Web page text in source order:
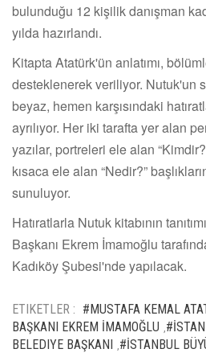
bulunduğu 12 kişilik danışman
yılda hazırlandı.
Kitapta Atatürk'ün anlatımı,
desteklenerek veriliyor. Nutuk'un
beyaz, hemen karşısındaki
ayrılıyor. Her iki tarafta yer alan
yazılar, portreleri ele alan
kısaca ele alan “Nedir?”
sunuluyor.
Hatıratlarla Nutuk kitabının
Başkanı Ekrem İmamoğlu
Kadıköy Şubesi'nde yapılacak.
ETIKETLER : #MUSTAFA KEMAL
BAŞKANI EKREM İMAMOĞLU
BELEDIYE BAŞKANI #İSTANBUL